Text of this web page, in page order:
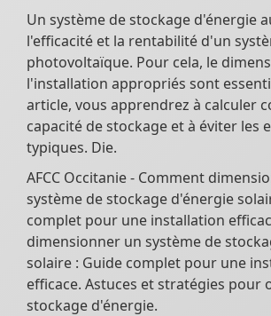
Un système de stockage d'énergie
l'efficacité et la rentabilité d'un
photovoltaïque. Pour cela, le
l'installation appropriés sont
article, vous apprendrez à calculer
capacité de stockage et à éviter les
typiques. Die.
AFCC Occitanie - Comment
système de stockage d'énergie
complet pour une installation
dimensionner un système de
solaire : Guide complet pour une
efficace. Astuces et stratégies pour
stockage d'énergie.